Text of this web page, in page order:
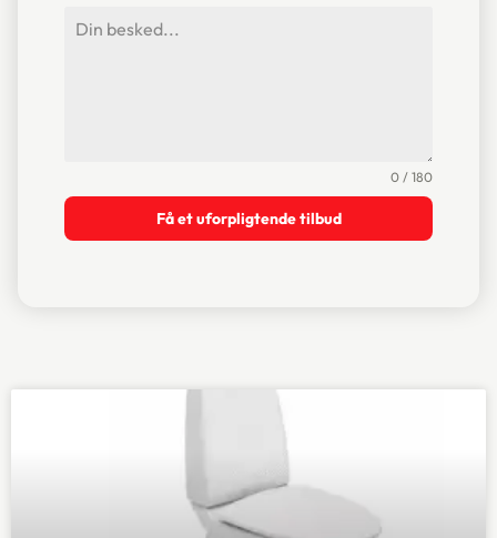
0 / 180
Få et uforpligtende tilbud